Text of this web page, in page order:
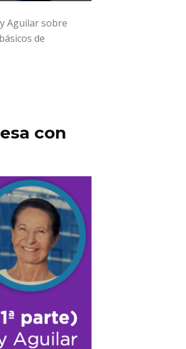
Aguilar sobre
de
con